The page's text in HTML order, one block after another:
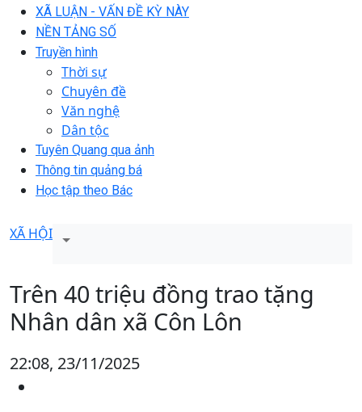
XÃ LUẬN - VẤN ĐỀ KỲ NÀY
NỀN TẢNG SỐ
Truyền hình
Thời sự
Chuyên đề
Văn nghệ
Dân tộc
Tuyên Quang qua ảnh
Thông tin quảng bá
Học tập theo Bác
XÃ HỘI
Trên 40 triệu đồng trao tặng
Nhân dân xã Côn Lôn
22:08, 23/11/2025